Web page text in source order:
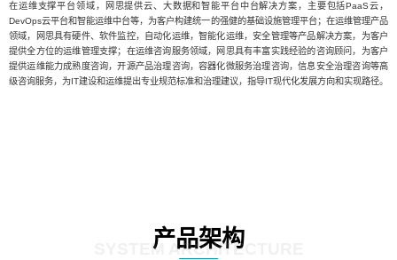
在运维支撑平台领域，网思提供云、大数据和智能平台中台解决方案，主要包括PaaS云，
DevOps云平台和智能运维中台等，为客户构建统一的强健的基础设施管理平台；在运维管理产品
领域，网思具有硬件、软件监控，自动化运维，智能化运维，安全管理等产品解决方案，为客户
提供全方位的运维管理支撑；在运维咨询服务领域，网思具有丰富实践经验的咨询顾问，为客户
提供运维能力成熟度咨询，开源产品治理咨询，容器化微服务治理咨询，信息安全治理咨询等高
级咨询服务，为IT建设和运维提出专业规范标准和治理建议，指导IT现代化发展方向和实现路径。
产品架构
SYSTEM ARCHITECTURE